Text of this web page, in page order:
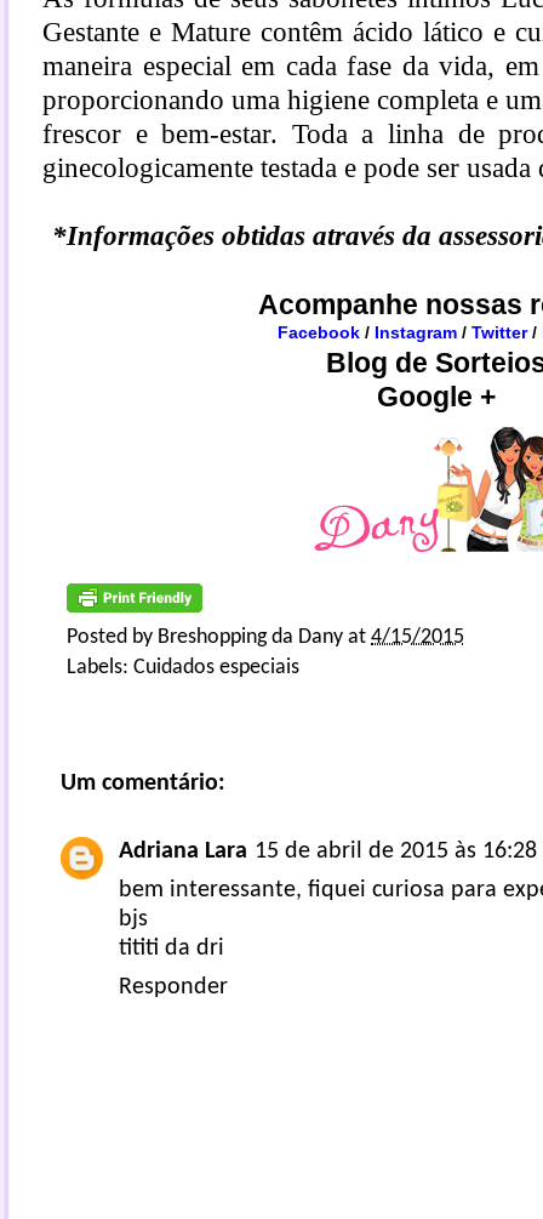
Gestante e Mature contêm ácido lático e
maneira especial em cada fase da vida,
proporcionando uma higiene completa e
frescor e bem-estar. Toda a linha de
ginecologicamente testada e pode ser usada
*Informações obtidas através da
Acompanhe nossas
Facebook / Instagram /Twitter /
Blog de
Google +
Posted by Breshopping da Dany at 4/15/2015
Labels: Cuidados especiais
Um comentário:
Adriana Lara 15 de abril de 2015 às 16:28
bem interessante, fiquei curiosa para
bjs
tititi da dri
Responder